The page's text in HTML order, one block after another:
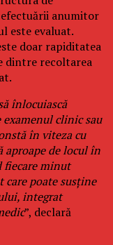
anumitor
este evaluat.
doar rapiditatea
dintre recoltarea
înlocuiască
clinic sau
în viteza cu
aproape de locul în
fiecare minut
care poate susține
integrat
”, declară